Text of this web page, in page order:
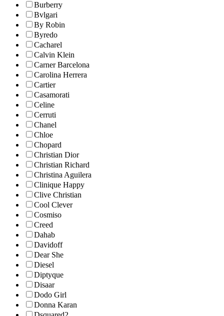
Burberry
Bvlgari
By Robin
Byredo
Cacharel
Calvin Klein
Carner Barcelona
Carolina Herrera
Cartier
Casamorati
Celine
Cerruti
Chanel
Chloe
Chopard
Christian Dior
Christian Richard
Christina Aguilera
Clinique Happy
Clive Christian
Cool Clever
Cosmiso
Creed
Dahab
Davidoff
Dear She
Diesel
Diptyque
Disaar
Dodo Girl
Donna Karan